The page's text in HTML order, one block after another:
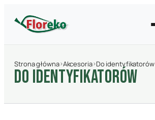
Strona główna›Akcesoria›Do identyfikatorów
Do identyfikatorów